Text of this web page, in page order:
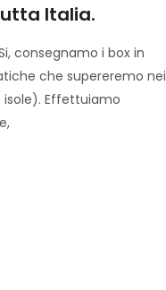
Italia.
consegnamo i box in
che supereremo nei
isole). Effettuiamo